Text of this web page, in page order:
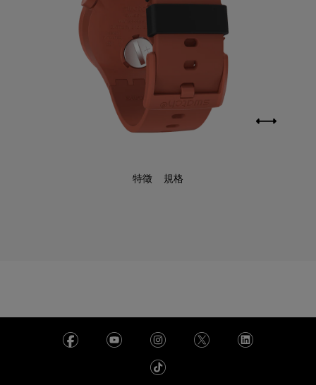
特徵 規格